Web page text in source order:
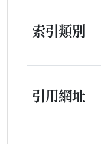
索引類別
引用網址